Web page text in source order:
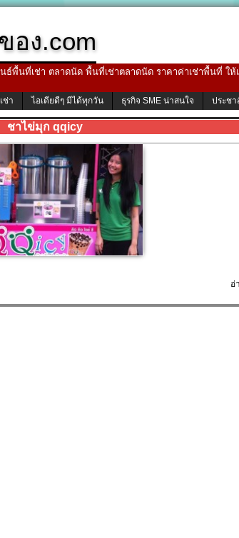
อง.com
พื้นที่เช่า ตลาดนัด พื้นที่เช่าตลาดนัด ราคาค่าเช่าพื้นที่ ใ
ช่า ไอเดียดีๆ มีได้ทุกวัน ธุรกิจ SME น่าสนใจ ประช
ชาไข่มุก qqicy
อ่